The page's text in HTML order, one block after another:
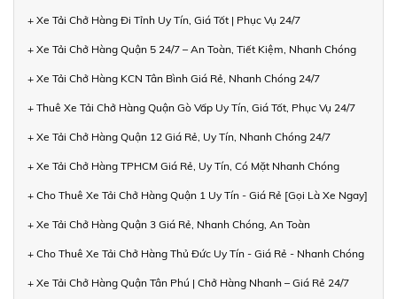
+ Xe Tải Chở Hàng Đi Tỉnh Uy Tín, Giá Tốt | Phục Vụ 24/7
+ Xe Tải Chở Hàng Quận 5 24/7 – An Toàn, Tiết Kiệm, Nhanh Chóng
+ Xe Tải Chở Hàng KCN Tân Bình Giá Rẻ, Nhanh Chóng 24/7
+ Thuê Xe Tải Chở Hàng Quận Gò Vấp Uy Tín, Giá Tốt, Phục Vụ 24/7
+ Xe Tải Chở Hàng Quận 12 Giá Rẻ, Uy Tín, Nhanh Chóng 24/7
+ Xe Tải Chở Hàng TPHCM Giá Rẻ, Uy Tín, Có Mặt Nhanh Chóng
+ Cho Thuê Xe Tải Chở Hàng Quận 1 Uy Tín - Giá Rẻ [Gọi Là Xe Ngay]
+ Xe Tải Chở Hàng Quận 3 Giá Rẻ, Nhanh Chóng, An Toàn
+ Cho Thuê Xe Tải Chở Hàng Thủ Đức Uy Tín - Giá Rẻ - Nhanh Chóng
+ Xe Tải Chở Hàng Quận Tân Phú | Chở Hàng Nhanh – Giá Rẻ 24/7